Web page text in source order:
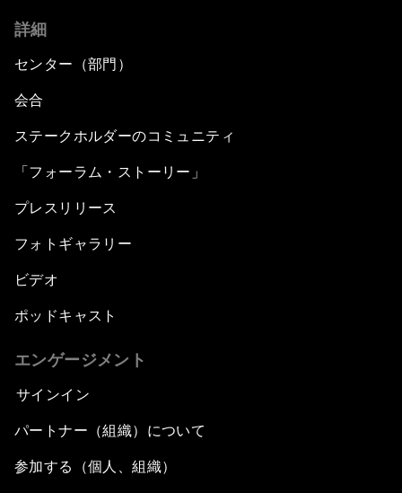
詳細
センター（部門）
会合
ステークホルダーのコミュニティ
「フォーラム・ストーリー」
プレスリリース
フォトギャラリー
ビデオ
ポッドキャスト
エンゲージメント
サインイン
パートナー（組織）について
参加する（個人、組織）